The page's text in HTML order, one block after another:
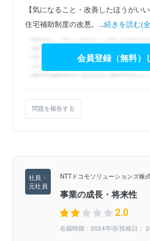
【気になること・改善したほうがいい
住宅補助制度の改悪。...続きを読む(
会員登録（無料）
問題を報告する
NTTドコモソリューションズ株
事業の成長・将来性
2.0
在籍時期：2024年頃/投稿日：